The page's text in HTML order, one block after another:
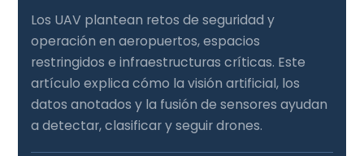
Los UAV plantean retos de seguridad y
operación en aeropuertos, espacios
restringidos e infraestructuras críticas. Este
artículo explica cómo la visión artificial, los
datos anotados y la fusión de sensores ayudan
a detectar, clasificar y seguir drones.